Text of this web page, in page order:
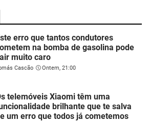
erro que tantos condutores
na bomba de gasolina pode
muito caro
Cascão Ontem, 21:00
telemóveis Xiaomi têm uma
brilhante que te salva
um erro que todos já cometemos